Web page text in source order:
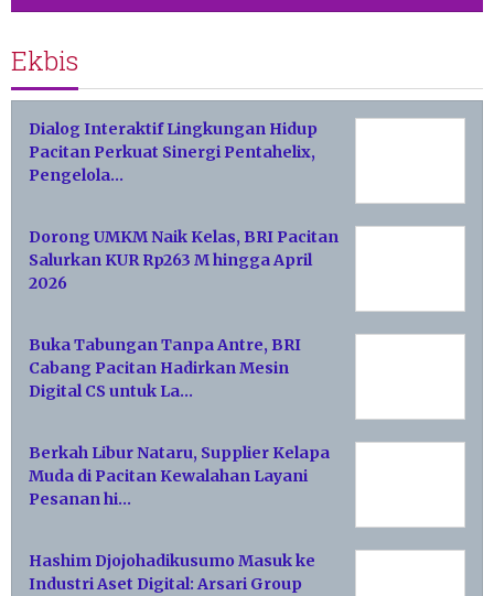
Ekbis
Dialog Interaktif Lingkungan Hidup
Pacitan Perkuat Sinergi Pentahelix,
Pengelola…
Dorong UMKM Naik Kelas, BRI Pacitan
Salurkan KUR Rp263 M hingga April
2026
Buka Tabungan Tanpa Antre, BRI
Cabang Pacitan Hadirkan Mesin
Digital CS untuk La…
Berkah Libur Nataru, Supplier Kelapa
Muda di Pacitan Kewalahan Layani
Pesanan hi…
Hashim Djojohadikusumo Masuk ke
Industri Aset Digital: Arsari Group